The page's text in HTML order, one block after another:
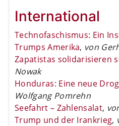
International
Technofaschismus: Ein
Trumps Amerika, von
Zapatistas solidarisieren
Nowak
Honduras: Eine neue
Wolfgang Pomrehn
Seefahrt – Zahlensalat,
Trump und der Irankrieg,